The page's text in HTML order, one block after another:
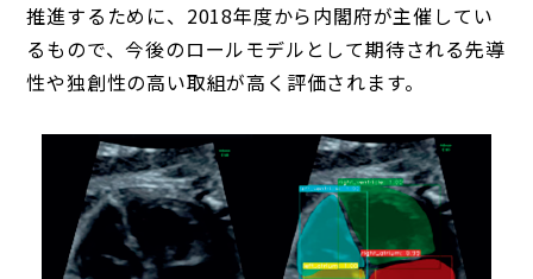
推進するために、2018年度から内閣府が主催してい
るもので、今後のロールモデルとして期待される先導
性や独創性の高い取組が高く評価されます。